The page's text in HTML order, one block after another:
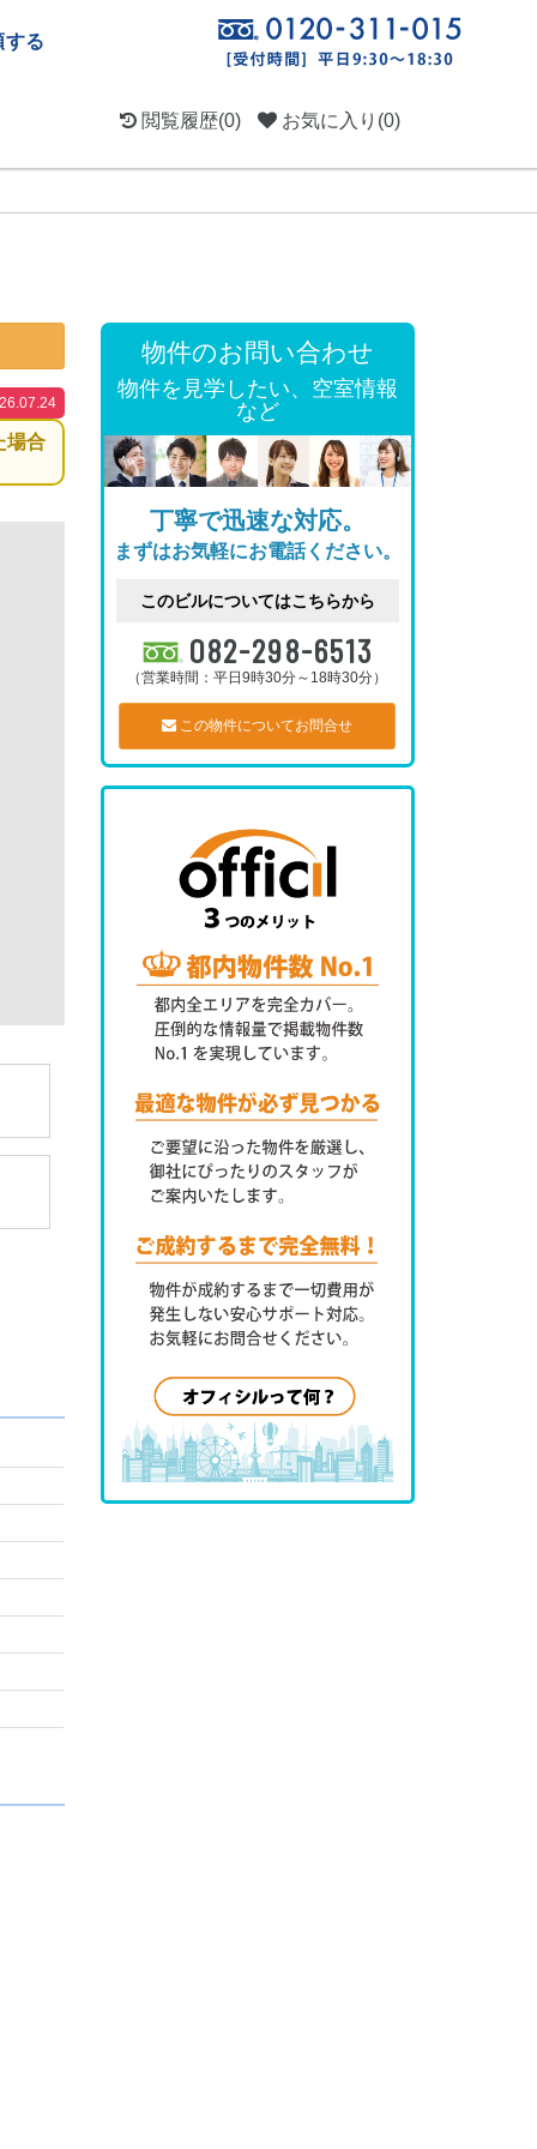
する
閲覧履歴(0) お気に入り (0)
場合
物件のお問い合わせ
物件を見学したい、空室情報
など
丁寧で迅速な対応。
まずはお気軽にお電話ください。
このビルについてはこちらから
082-298-6513
（営業時間：平日9時30分～18時30分）
この物件についてお問合せ